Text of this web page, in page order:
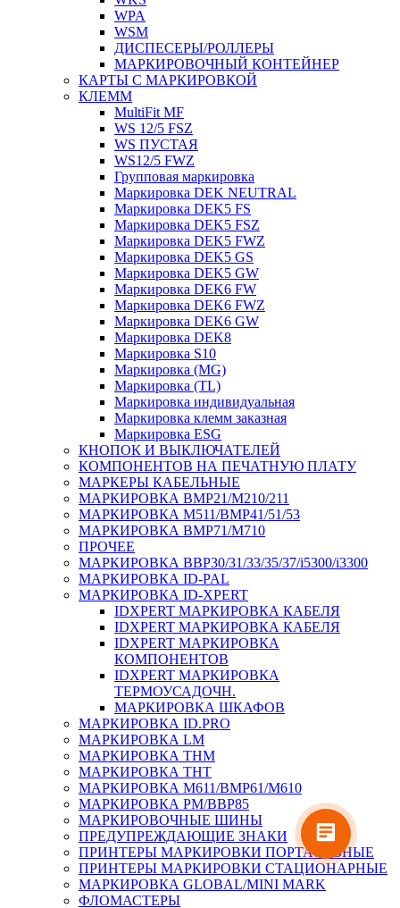
WPA
WSM
ДИСПЕСЕРЫ/РОЛЛЕРЫ
МАРКИРОВОЧНЫЙ КОНТЕЙНЕР
КАРТЫ С МАРКИРОВКОЙ
КЛЕММ
MultiFit MF
WS 12/5 FSZ
WS ПУСТАЯ
WS12/5 FWZ
Групповая маркировка
Маркировка DEK NEUTRAL
Маркировка DEK5 FS
Маркировка DEK5 FSZ
Маркировка DEK5 FWZ
Маркировка DEK5 GS
Маркировка DEK5 GW
Маркировка DEK6 FW
Маркировка DEK6 FWZ
Маркировка DEK6 GW
Маркировка DEK8
Маркировка S10
Маркировка (MG)
Маркировка (TL)
Маркировка индивидуальная
Маркировка клемм заказная
Маркировка ESG
КНОПОК И ВЫКЛЮЧАТЕЛЕЙ
КОМПОНЕНТОВ НА ПЕЧАТНУЮ ПЛАТУ
МАРКЕРЫ КАБЕЛЬНЫЕ
МАРКИРОВКА BMP21/M210/211
МАРКИРОВКА M511/BMP41/51/53
МАРКИРОВКА BMP71/M710
ПРОЧЕЕ
МАРКИРОВКА BBP30/31/33/35/37/i5300/i3300
МАРКИРОВКА ID-PAL
МАРКИРОВКА ID-XPERT
IDXPERT МАРКИРОВКА КАБЕЛЯ
IDXPERT МАРКИРОВКА КАБЕЛЯ
IDXPERT МАРКИРОВКА
КОМПОНЕНТОВ
IDXPERT МАРКИРОВКА
ТЕРМОУСАДОЧН.
МАРКИРОВКА ШКАФОВ
МАРКИРОВКА ID.PRO
МАРКИРОВКА LM
МАРКИРОВКА THM
МАРКИРОВКА THT
МАРКИРОВКА M611/BMP61/M610
МАРКИРОВКА PM/BBP85
МАРКИРОВОЧНЫЕ ШИНЫ
ПРЕДУПРЕЖДАЮЩИЕ ЗНАКИ
ПРИНТЕРЫ МАРКИРОВКИ ПОРТАТИВНЫЕ
ПРИНТЕРЫ МАРКИРОВКИ СТАЦИОНАРНЫЕ
МАРКИРОВКА GLOBAL/MINI MARK
ФЛОМАСТЕРЫ